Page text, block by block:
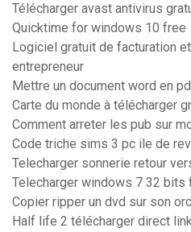
Télécharger avast antivirus
Quicktime for windows 10 free
Logiciel gratuit de facturation
entrepreneur
Mettre un document word en
Carte du monde à télécharger
Comment arreter les pub sur
Code triche sims 3 pc ile de
Telecharger sonnerie retour
Telecharger windows 7 32 bits
Copier ripper un dvd sur son
Half life 2 télécharger direct